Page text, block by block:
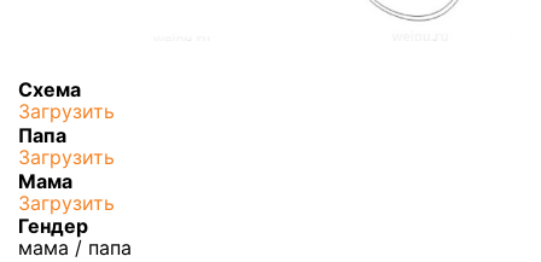
Схема
Загрузить
Папа
Загрузить
Мама
Загрузить
Гендер
мама / папа